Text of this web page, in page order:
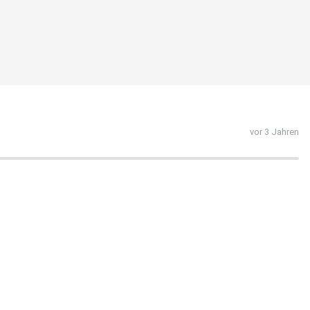
vor 3 Jahren